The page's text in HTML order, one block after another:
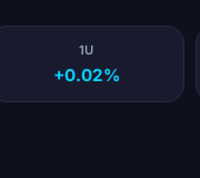
1U
+0.02%